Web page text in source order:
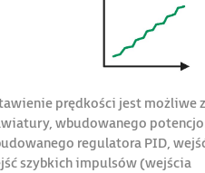
prędkości jest możliwe
wbudowanego
regulatora PID,
szybkich impulsów (wejścia